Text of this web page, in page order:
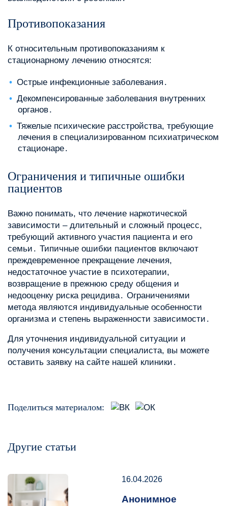
Противопоказания
К относительным противопоказаниям к
стационарному лечению относятся:
Острые инфекционные заболевания․
Декомпенсированные заболевания внутренних
органов․
Тяжелые психические расстройства, требующие
лечения в специализированном психиатрическом
стационаре․
Ограничения и типичные ошибки
пациентов
Важно понимать, что лечение наркотической
зависимости – длительный и сложный процесс,
требующий активного участия пациента и его
семьи․ Типичные ошибки пациентов включают
преждевременное прекращение лечения,
недостаточное участие в психотерапии,
возвращение в прежнюю среду общения и
недооценку риска рецидива․ Ограничениями
метода являются индивидуальные особенности
организма и степень выраженности зависимости․
Для уточнения индивидуальной ситуации и
получения консультации специалиста, вы можете
оставить заявку на сайте нашей клиники․
Поделиться материалом:
Другие статьи
16.04.2026
Анонимное